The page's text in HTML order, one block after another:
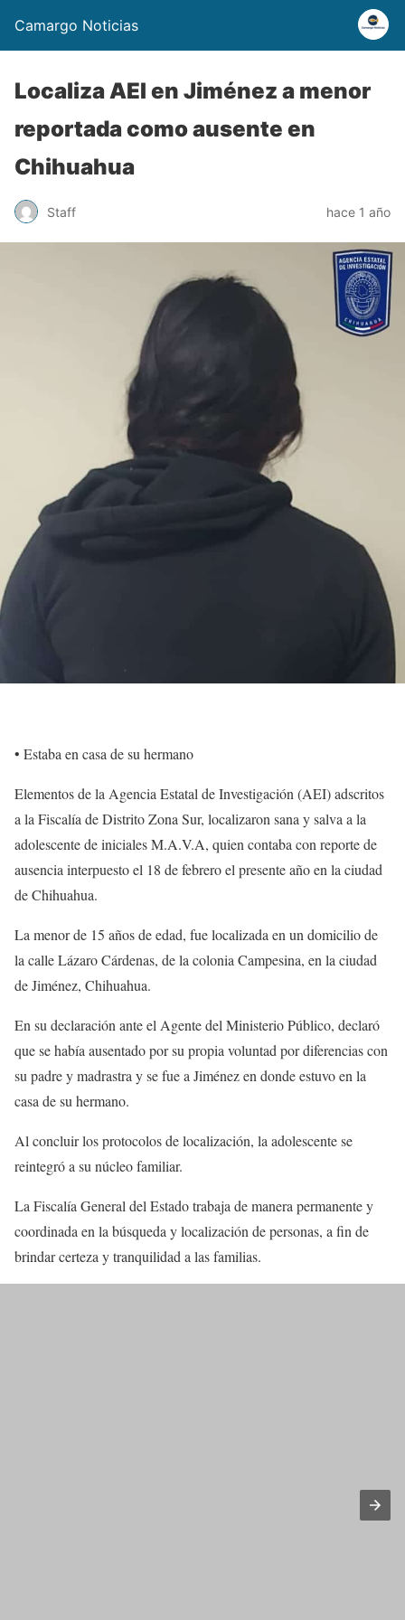
Camargo Noticias
Localiza AEI en Jiménez a menor
reportada como ausente en
Chihuahua
Staff hace 1 año
• Estaba en casa de su hermano
Elementos de la Agencia Estatal de Investigación (AEI) adscritos
a la Fiscalía de Distrito Zona Sur, localizaron sana y salva a la
adolescente de iniciales M.A.V.A, quien contaba con reporte de
ausencia interpuesto el 18 de febrero el presente año en la ciudad
de Chihuahua.
La menor de 15 años de edad, fue localizada en un domicilio de
la calle Lázaro Cárdenas, de la colonia Campesina, en la ciudad
de Jiménez, Chihuahua.
En su declaración ante el Agente del Ministerio Público, declaró
que se había ausentado por su propia voluntad por diferencias con
su padre y madrastra y se fue a Jiménez en donde estuvo en la
casa de su hermano.
Al concluir los protocolos de localización, la adolescente se
reintegró a su núcleo familiar.
La Fiscalía General del Estado trabaja de manera permanente y
coordinada en la búsqueda y localización de personas, a fin de
brindar certeza y tranquilidad a las familias.